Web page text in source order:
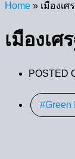
Home » เมืองเ
เมืองเ
POSTED
Green